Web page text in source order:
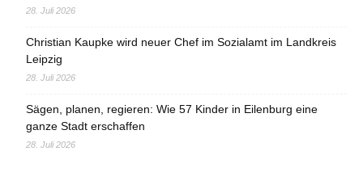
28. Juli 2026
Christian Kaupke wird neuer Chef im Sozialamt im Landkreis
Leipzig
28. Juli 2026
Sägen, planen, regieren: Wie 57 Kinder in Eilenburg eine
ganze Stadt erschaffen
28. Juli 2026